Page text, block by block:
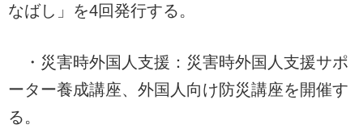
なばし」を4回発行する。
・災害時外国人支援：災害時外国人支援サポ
ーター養成講座、外国人向け防災講座を開催す
る。